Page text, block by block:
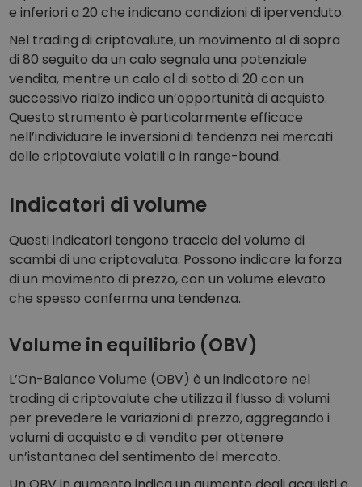
e inferiori a 20 che indicano condizioni di ipervenduto.
Nel trading di criptovalute, un movimento al di sopra
di 80 seguito da un calo segnala una potenziale
vendita, mentre un calo al di sotto di 20 con un
successivo rialzo indica un’opportunità di acquisto.
Questo strumento è particolarmente efficace
nell’individuare le inversioni di tendenza nei mercati
delle criptovalute volatili o in range-bound.
Indicatori di volume
Questi indicatori tengono traccia del volume di
scambi di una criptovaluta. Possono indicare la forza
di un movimento di prezzo, con un volume elevato
che spesso conferma una tendenza.
Volume in equilibrio (OBV)
L’On-Balance Volume (OBV) è un indicatore nel
trading di criptovalute che utilizza il flusso di volumi
per prevedere le variazioni di prezzo, aggregando i
volumi di acquisto e di vendita per ottenere
un’istantanea del sentimento del mercato.